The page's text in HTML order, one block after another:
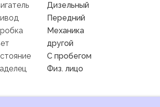
Дизельный
Передний
Механика
другой
C пробегом
Физ. лицо